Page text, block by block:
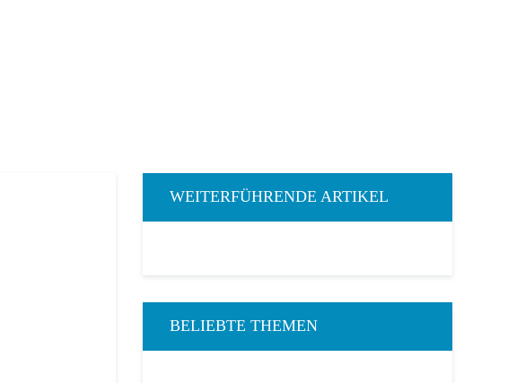
WEITERFÜHRENDE ARTIKEL
BELIEBTE THEMEN